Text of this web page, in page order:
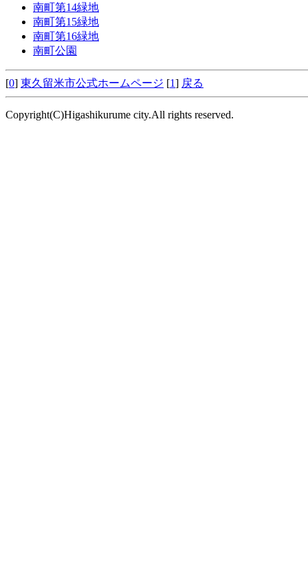
南町第14緑地
南町第15緑地
南町第16緑地
南町公園
[0] 東久留米市公式ホームページ [1] 戻る
Copyright(C)Higashikurume city.All rights reserved.